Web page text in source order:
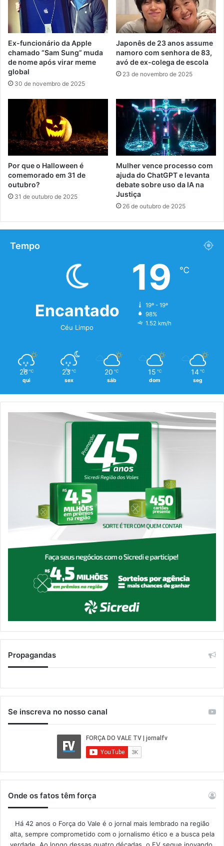
Ex-funcionário da Apple
chamado “Sam Sung” muda
de nome após virar meme
global
30 de novembro de 2025
Japonês de 23 anos assume
namoro com senhora de 83,
avó de ex-colega de escola
23 de novembro de 2025
Por que o Halloween é
comemorado em 31 de
outubro?
31 de outubro de 2025
Mulher vence processo com
ajuda do ChatGPT e levanta
debate sobre uso da IA na
Justiça
26 de outubro de 2025
Tempo
Encantado
Céu Limpo
19 ℃
19º - 19º
98%
1.52 km/h
26 ℃
qui
23 ℃
sex
20 ℃
sáb
15 ℃
dom
14 ℃
seg
Propagandas
Se inscreva no nosso canal
Onde os fatos têm força
Há 42 anos o Força do Vale é o jornal mais lembrado na região
alta, sempre comprometido com o jornalismo ético e a busca pela